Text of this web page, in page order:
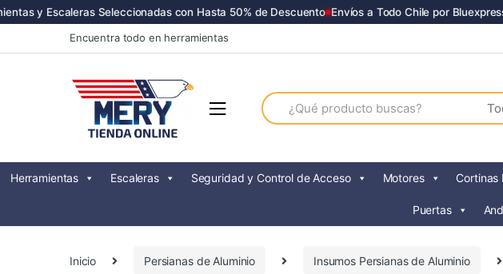
y Escaleras Seleccionadas con Hasta 50% de Descuento Envíos a Todo Chile por Bluexpress
to
to
Encuentra todo en herramientas
Search
for:
Herramientas Escaleras Seguridad y Control de Acceso Motores Cortinas
Puertas
Inicio Persianas de Aluminio Insumos Persianas de Aluminio